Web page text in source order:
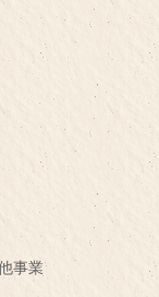
事業